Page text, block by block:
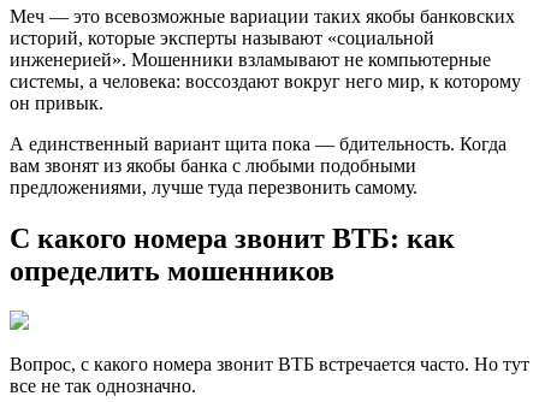
Меч — это всевозможные вариации таких якобы банковских
историй, которые эксперты называют «социальной
инженерией». Мошенники взламывают не компьютерные
системы, а человека: воссоздают вокруг него мир, к которому
он привык.
А единственный вариант щита пока — бдительность. Когда
вам звонят из якобы банка с любыми подобными
предложениями, лучше туда перезвонить самому.
С какого номера звонит ВТБ: как
определить мошенников
Вопрос, с какого номера звонит ВТБ встречается часто. Но тут
все не так однозначно.